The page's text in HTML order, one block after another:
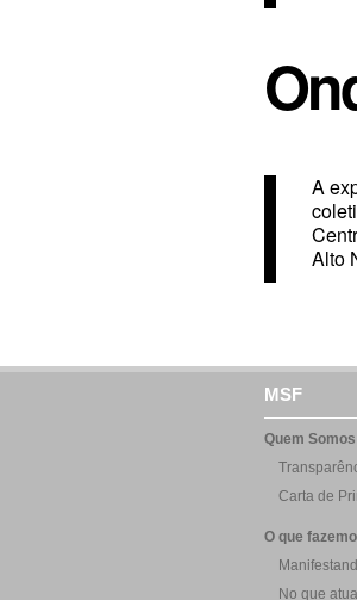
A
Alto
MSF
Quem Somos
Carta de
O que
No que